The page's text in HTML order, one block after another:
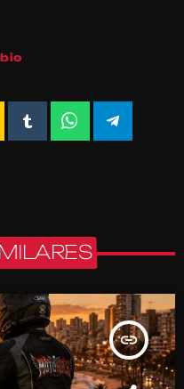
insert_link